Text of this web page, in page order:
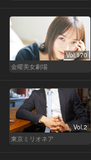
Vol.170
金曜美女劇場
Vol.2
東京ミリオネア